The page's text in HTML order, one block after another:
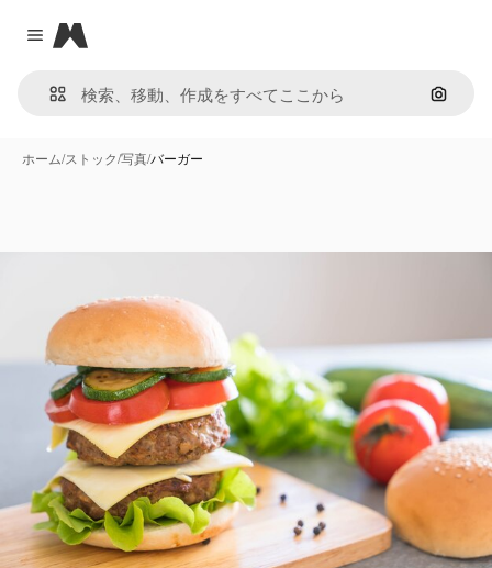
Close menu
Magnific
画像で
ホーム/ストック/写真/バーガー